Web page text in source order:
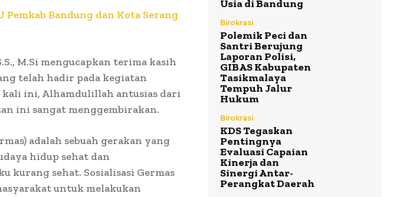
Pemkab Bandung dan Kota Serang
M.Si mengucapkan terima kasih
telah hadir pada kegiatan
kali ini, Alhamdulillah antusias dari
ini sangat menggembirakan.
adalah sebuah gerakan yang
hidup sehat dan
kurang sehat. Sosialisasi Germas
untuk melakukan
Usia di Bandung
Birokrasi
Polemik Peci dan
Santri Berujung
Laporan Polisi,
GIBAS Kabupaten
Tasikmalaya
Tempuh Jalur
Hukum
Birokrasi
KDS Tegaskan
Pentingnya
Evaluasi Capaian
Kinerja dan
Sinergi Antar-
Perangkat Daerah